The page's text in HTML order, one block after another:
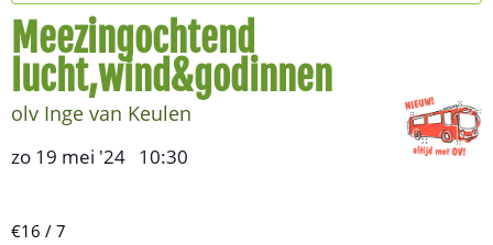
Meezingochtend
lucht,wind&godinnen
olv Inge van Keulen
zo 19 mei '24 10:30
€16 / 7